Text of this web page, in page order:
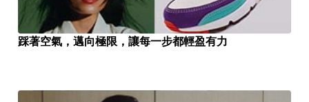
踩著空氣，邁向極限，讓每一步都輕盈有力